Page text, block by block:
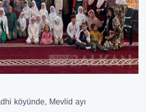
köyünde, Mevlid ayı